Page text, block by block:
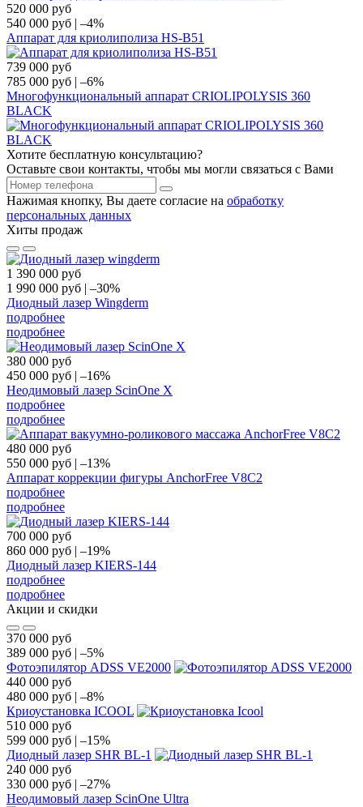
520 000 руб
540 000 руб | –4%
Аппарат для криолиполиза HS-B51
739 000 руб
785 000 руб | –6%
Многофункциональный аппарат CRIOLIPOLYSIS 360
BLAСK
Хотите бесплатную консультацию?
Оставьте свои контакты, чтобы мы могли связаться с Вами
Нажимая кнопку, Вы даете согласие на обработку
персональных данных
Хиты продаж
1 390 000 руб
1 990 000 руб | –30%
Диодный лазер Wingderm
подробнее
подробнее
380 000 руб
450 000 руб | –16%
Неодимовый лазер ScinOne X
подробнее
подробнее
480 000 руб
550 000 руб | –13%
Аппарат коррекции фигуры AnchorFree V8C2
подробнее
подробнее
700 000 руб
860 000 руб | –19%
Диодный лазер KIERS-144
подробнее
подробнее
Акции и скидки
370 000 руб
389 000 руб | –5%
Фотоэпилятор ADSS VE2000
440 000 руб
480 000 руб | –8%
Криоустановка ICOOL
510 000 руб
599 000 руб | –15%
Диодный лазер SHR BL-1
240 000 руб
330 000 руб | –27%
Неодимовый лазер ScinOne Ultra